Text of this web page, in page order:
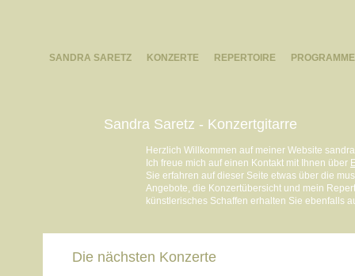
SANDRA SARETZ KONZERTE REPERTOIRE PROGRAMME
Sandra Saretz - Konzertgitarre
Herzlich Willkommen auf meiner Website
Ich freue mich auf einen Kontakt mit Ihnen über
Sie erfahren auf dieser Seite etwas über die
Angebote, die Konzertübersicht und mein
künstlerisches Schaffen erhalten Sie ebenfalls
Die nächsten Konzerte